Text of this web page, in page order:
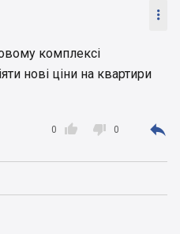

комплексі
нові ціни на квартири

0  0 